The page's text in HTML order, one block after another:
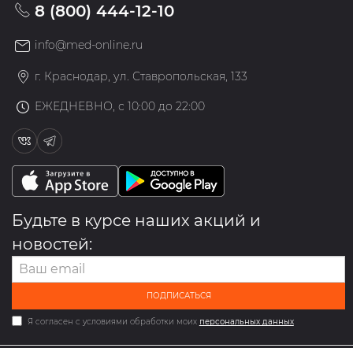
8 (800) 444-12-10
info@med-online.ru
г. Краснодар, ул. Ставропольская, 133
ЕЖЕДНЕВНО, с 10:00 до 22:00
Будьте в курсе наших акций и
новостей:
ПОДПИСАТЬСЯ
Я согласен с условиями обработки моих персональных данных